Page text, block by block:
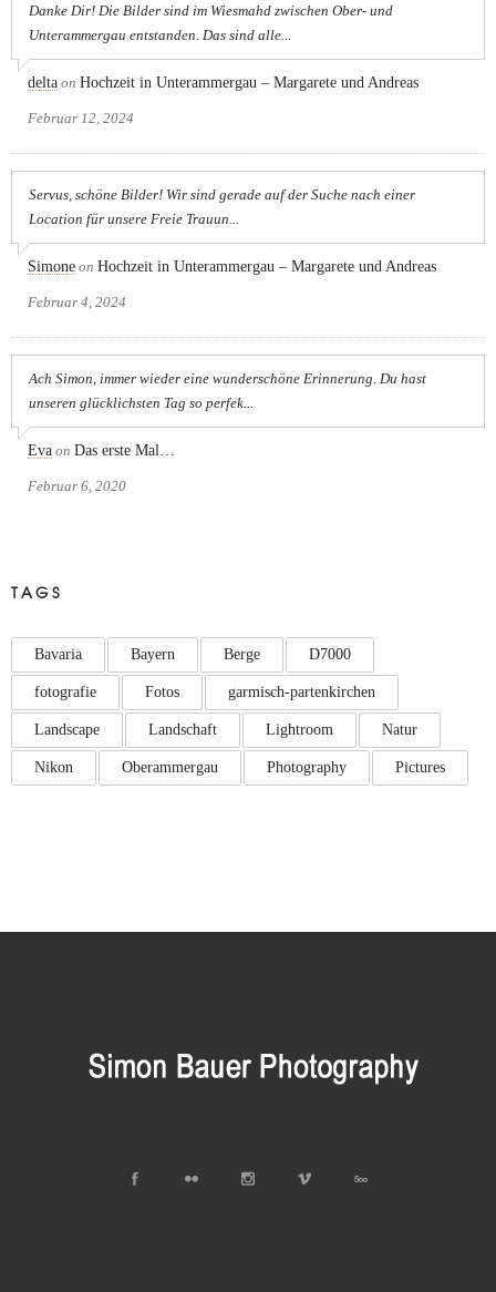
Danke Dir! Die Bilder sind im Wiesmahd zwischen Ober- und
Unterammergau entstanden. Das sind alle...
delta on Hochzeit in Unterammergau – Margarete und Andreas
Februar 12, 2024
Servus, schöne Bilder! Wir sind gerade auf der Suche nach einer
Location für unsere Freie Trauun...
Simone on Hochzeit in Unterammergau – Margarete und Andreas
Februar 4, 2024
Ach Simon, immer wieder eine wunderschöne Erinnerung. Du hast
unseren glücklichsten Tag so perfek...
Eva on Das erste Mal…
Februar 6, 2020
TAGS
Bavaria Bayern Berge D7000
fotografie Fotos garmisch-partenkirchen
Landscape Landschaft Lightroom Natur
Nikon Oberammergau Photography Pictures